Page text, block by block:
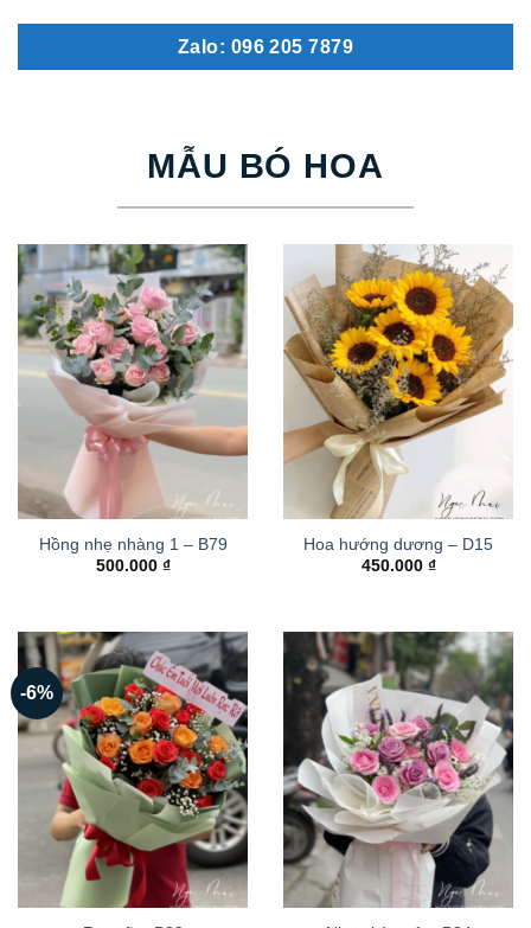
Zalo: 096 205 7879
MẪU BÓ HOA
Hồng nhẹ nhàng 1 – B79
500.000 ₫
Hoa hướng dương – D15
450.000 ₫
-6%